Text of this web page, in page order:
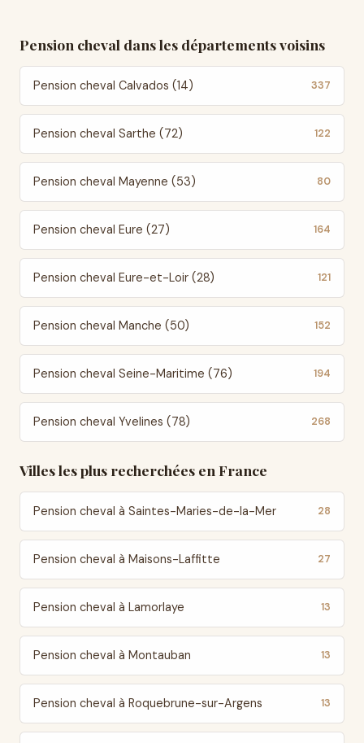
Pension cheval dans les départements voisins
Pension cheval Calvados (14) 337
Pension cheval Sarthe (72) 122
Pension cheval Mayenne (53) 80
Pension cheval Eure (27) 164
Pension cheval Eure-et-Loir (28) 121
Pension cheval Manche (50) 152
Pension cheval Seine-Maritime (76) 194
Pension cheval Yvelines (78) 268
Villes les plus recherchées en France
Pension cheval à Saintes-Maries-de-la-Mer 28
Pension cheval à Maisons-Laffitte 27
Pension cheval à Lamorlaye 13
Pension cheval à Montauban 13
Pension cheval à Roquebrune-sur-Argens 13